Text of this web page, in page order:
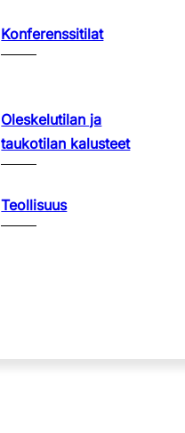
Konferenssitilat
Oleskelutilan ja
taukotilan kalusteet
Teollisuus